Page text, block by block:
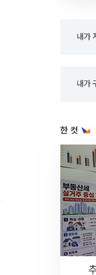
내가
내가
한 컷